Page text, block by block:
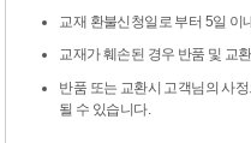
교재 환불신청일로 부터 5일 이
교재가 훼손된 경우 반품 및 교
반품 또는 교환시 고객님의 사
될 수 있습니다.